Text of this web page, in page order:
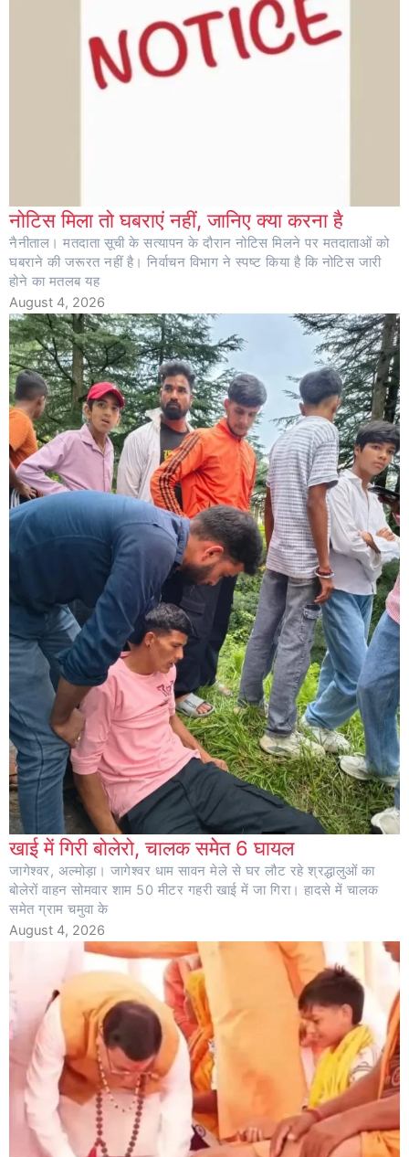
नोटिस मिला तो घबराएं नहीं, जानिए क्या करना है
नैनीताल। मतदाता सूची के सत्यापन के दौरान नोटिस मिलने पर मतदाताओं को
घबराने की जरूरत नहीं है। निर्वाचन विभाग ने स्पष्ट किया है कि नोटिस जारी
होने का मतलब यह
August 4, 2026
खाई में गिरी बोलेरो, चालक समेेत 6 घायल
जागेश्वर, अल्मोड़ा। जागेश्वर धाम सावन मेले से घर लौट रहे श्रद्धालुओं का
बोलेरों वाहन सोमवार शाम 50 मीटर गहरी खाई में जा गिरा। हादसे में चालक
समेत ग्राम चमुवा के
August 4, 2026